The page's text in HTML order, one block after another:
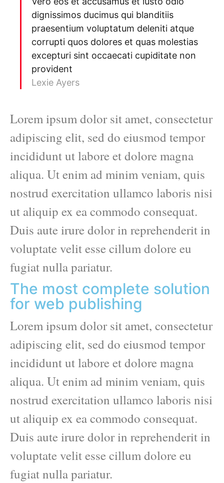
dignissimos ducimus qui blanditiis
praesentium voluptatum deleniti atque
corrupti quos dolores et quas molestias
excepturi sint occaecati cupiditate non
provident
Lexie Ayers
Lorem ipsum dolor sit amet, consectetur
adipiscing elit, sed do eiusmod tempor
incididunt ut labore et dolore magna
aliqua. Ut enim ad minim veniam, quis
nostrud exercitation ullamco laboris nisi
ut aliquip ex ea commodo consequat.
Duis aute irure dolor in reprehenderit in
voluptate velit esse cillum dolore eu
fugiat nulla pariatur.
The most complete solution
for web publishing
Lorem ipsum dolor sit amet, consectetur
adipiscing elit, sed do eiusmod tempor
incididunt ut labore et dolore magna
aliqua. Ut enim ad minim veniam, quis
nostrud exercitation ullamco laboris nisi
ut aliquip ex ea commodo consequat.
Duis aute irure dolor in reprehenderit in
voluptate velit esse cillum dolore eu
fugiat nulla pariatur.